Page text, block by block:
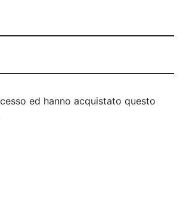
ed hanno acquistato questo